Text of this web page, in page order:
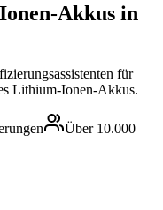
Akkus in
für
Lithium-Ionen-Akkus.
Über 10.000